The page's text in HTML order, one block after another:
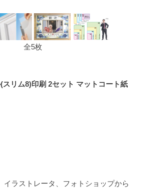
全5枚
リム8)印刷 2セット マットコート紙
イラストレータ、フォトショップから